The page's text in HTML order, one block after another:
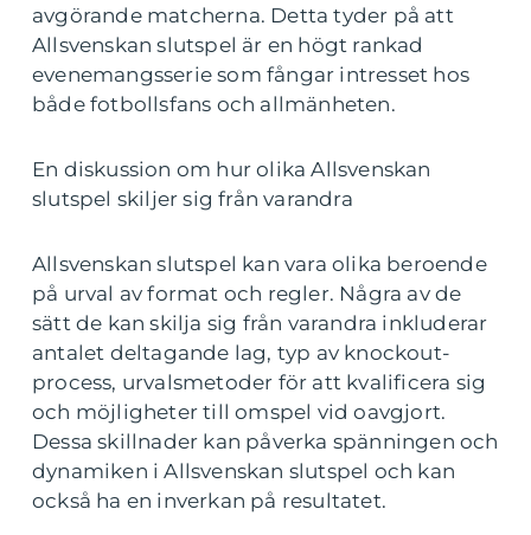
avgörande matcherna. Detta tyder på att
Allsvenskan slutspel är en högt rankad
evenemangsserie som fångar intresset hos
både fotbollsfans och allmänheten.
En diskussion om hur olika Allsvenskan
slutspel skiljer sig från varandra
Allsvenskan slutspel kan vara olika beroende
på urval av format och regler. Några av de
sätt de kan skilja sig från varandra inkluderar
antalet deltagande lag, typ av knockout-
process, urvalsmetoder för att kvalificera sig
och möjligheter till omspel vid oavgjort.
Dessa skillnader kan påverka spänningen och
dynamiken i Allsvenskan slutspel och kan
också ha en inverkan på resultatet.